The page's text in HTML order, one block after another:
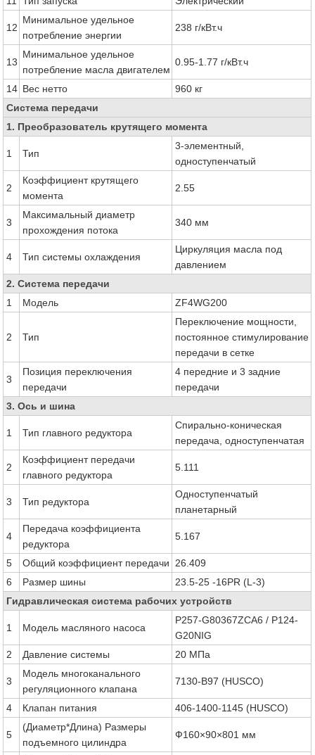
12
Минимальное удельное
потребление энергии
238 г/кВт.ч
13
Минимальное удельное
потребление масла двигателем
0.95-1.77 г/кВт.ч
14 Вес нетто
960 кг
Система передачи
1. Преобразователь крутящего момента
1 Тип
3-элементный,
одноступенчатый
2
Коэффициент крутящего
момента
2.55
3
Максимальный диаметр
прохождения потока
340 мм
4 Тип системы охлаждения
Циркуляция масла под
давлением
2. Система передачи
1
Модель ZF4WG200
2 Тип
Переключение мощности,
постоянное стимулирование
передачи в сетке
3
Позиция переключения
передачи
4 передние и 3 задние
передачи
3. Ось и шина
1 Тип главного редуктора
Спирально-коническая
передача, одноступенчатая
2
Коэффициент передачи
главного редуктора
5.111
3 Тип редуктора
Одноступенчатый
планетарный
4
Передача коэффициента
редуктора
5.167
5 Общий коэффициент передачи
26.409
6
Размер шины
23.5-25 -16PR (L-3)
Гидравлическая система рабочих устройств
1 Модель масляного насоса
P257-G80367ZCA6 / P124-
G20NIG
2
Давление системы 20 МПа
3
Модель многоканального
регуляционного клапана
7130-B97 (HUSCO)
4 Клапан питания 406-1400-1145 (HUSCO)
5
(Диаметр*Длина) Размеры
подъемного цилиндра
Ф160×90×801 мм